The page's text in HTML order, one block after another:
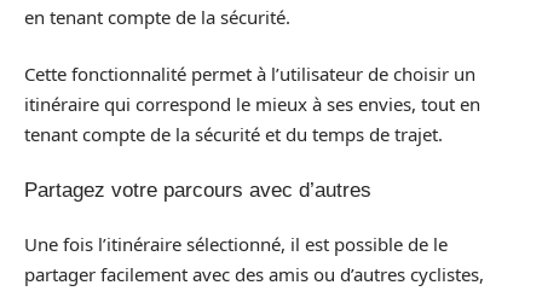
en tenant compte de la sécurité.
Cette fonctionnalité permet à l’utilisateur de choisir un
itinéraire qui correspond le mieux à ses envies, tout en
tenant compte de la sécurité et du temps de trajet.
Partagez votre parcours avec d’autres
Une fois l’itinéraire sélectionné, il est possible de le
partager facilement avec des amis ou d’autres cyclistes,